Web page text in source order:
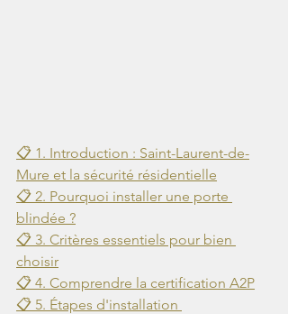
📋 1. Introduction : Saint-Laurent-de-
Mure et la sécurité résidentielle
📋 2. Pourquoi installer une porte
blindée ?
📋 3. Critères essentiels pour bien
choisir
📋 4. Comprendre la certification A2P
📋 5. Étapes d'installation